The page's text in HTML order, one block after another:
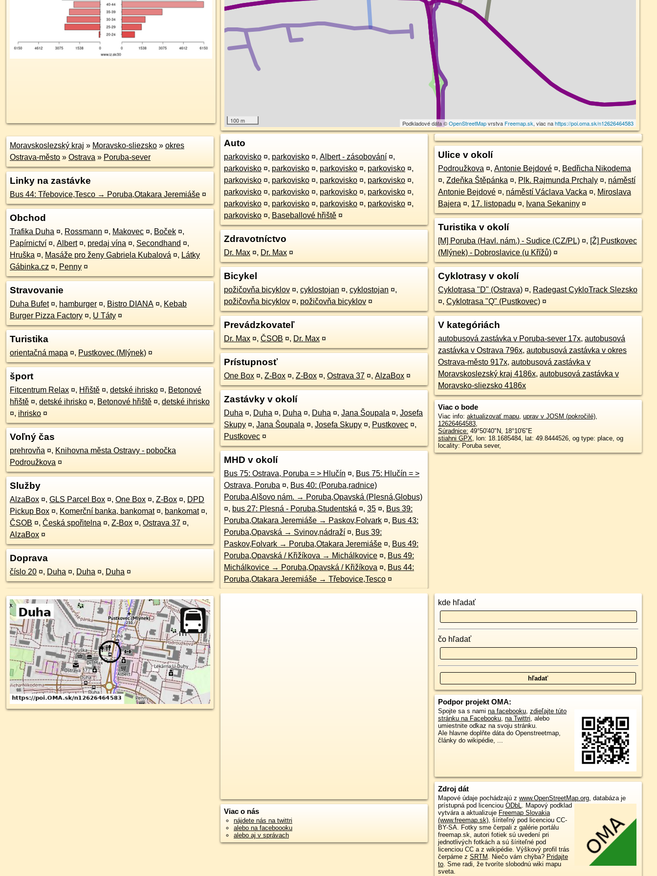
100 m Podkladové dáta ©OpenStreetMapvrstva Freemap.sk, viac nahttps://poi.oma.sk/n12626464583
Moravskoslezský kraj » Moravsko-sliezsko » okres
Ostrava-město » Ostrava » Poruba-sever
Linky na zastávke
Bus 44: Třebovice,Tesco → Poruba,Otakara Jeremiáše ¤
Obchod
Trafika Duha ¤, Rossmann ¤, Makovec ¤, Boček ¤,
Papírnictví ¤, Albert ¤, predaj vína ¤, Secondhand ¤,
Hruška ¤, Masáže pro ženy Gabriela Kubalová ¤, Látky
Gábinka.cz ¤, Penny ¤
Stravovanie
Duha Bufet ¤, hamburger ¤, Bistro DIANA ¤, Kebab
Burger Pizza Factory ¤, U Táty ¤
Turistika
orientačná mapa ¤, Pustkovec (Mlýnek) ¤
šport
Fitcentrum Relax ¤, Hřiště ¤, detské ihrisko ¤, Betonové
hřiště ¤, detské ihrisko ¤, Betonové hřiště ¤, detské ihrisko
¤, ihrisko ¤
Voľný čas
prehrovňa ¤, Knihovna města Ostravy - pobočka
Podroužkova ¤
Služby
AlzaBox ¤, GLS Parcel Box ¤, One Box ¤, Z-Box ¤, DPD
Pickup Box ¤, Komerční banka, bankomat ¤, bankomat ¤,
ČSOB ¤, Česká spořitelna ¤, Z-Box ¤, Ostrava 37 ¤,
AlzaBox ¤
Doprava
číslo 20 ¤, Duha ¤, Duha ¤, Duha ¤
Auto
parkovisko ¤, parkovisko ¤, Albert - zásobování ¤,
parkovisko ¤, parkovisko ¤, parkovisko ¤, parkovisko ¤,
parkovisko ¤, parkovisko ¤, parkovisko ¤, parkovisko ¤,
parkovisko ¤, parkovisko ¤, parkovisko ¤, parkovisko ¤,
parkovisko ¤, parkovisko ¤, parkovisko ¤, parkovisko ¤,
parkovisko ¤, Baseballové hřiště ¤
Zdravotníctvo
Dr. Max ¤, Dr. Max ¤
Bicykel
požičovňa bicyklov ¤, cyklostojan ¤, cyklostojan ¤,
požičovňa bicyklov ¤, požičovňa bicyklov ¤
Prevádzkovateľ
Dr. Max ¤, ČSOB ¤, Dr. Max ¤
Prístupnosť
One Box ¤, Z-Box ¤, Z-Box ¤, Ostrava 37 ¤, AlzaBox ¤
Zastávky v okolí
Duha ¤, Duha ¤, Duha ¤, Duha ¤, Jana Šoupala ¤, Josefa
Skupy ¤, Jana Šoupala ¤, Josefa Skupy ¤, Pustkovec ¤,
Pustkovec ¤
MHD v okolí
Bus 75: Ostrava, Poruba = > Hlučín ¤, Bus 75: Hlučín = >
Ostrava, Poruba ¤, Bus 40: (Poruba,radnice)
Poruba,Alšovo nám. → Poruba,Opavská (Plesná,Globus)
¤, bus 27: Plesná - Poruba,Studentská ¤, 35 ¤, Bus 39:
Poruba,Otakara Jeremiáše → Paskov,Folvark ¤, Bus 43:
Poruba,Opavská → Svinov,nádraží ¤, Bus 39:
Paskov,Folvark → Poruba,Otakara Jeremiáše ¤, Bus 49:
Poruba,Opavská / Křižíkova → Michálkovice ¤, Bus 49:
Michálkovice → Poruba,Opavská / Křižíkova ¤, Bus 44:
Poruba,Otakara Jeremiáše → Třebovice,Tesco ¤
Ulice v okolí
Podroužkova ¤, Antonie Bejdové ¤, Bedřicha Nikodema
¤, Zdeňka Štěpánka ¤, Plk. Rajmunda Prchaly ¤, náměstí
Antonie Bejdové ¤, náměstí Václava Vacka ¤, Miroslava
Bajera ¤, 17. listopadu ¤, Ivana Sekaniny ¤
Turistika v okolí
[M] Poruba (Havl. nám.) - Sudice (CZ/PL) ¤, [Ž] Pustkovec
(Mlýnek) - Dobroslavice (u Křížů) ¤
Cyklotrasy v okolí
Cyklotrasa "D" (Ostrava) ¤, Radegast CykloTrack Slezsko
¤, Cyklotrasa "Q" (Pustkovec) ¤
V kategóriách
autobusová zastávka v Poruba-sever 17x, autobusová
zastávka v Ostrava 796x, autobusová zastávka v okres
Ostrava-město 917x, autobusová zastávka v
Moravskoslezský kraj 4186x, autobusová zastávka v
Moravsko-sliezsko 4186x
Viac o bode
Viac info: aktualizovať mapu, uprav v JOSM (pokročilé),
12626464583,
Súradnice: 49°50'40"N, 18°10'6"E
stiahni GPX, lon: 18.1685484, lat: 49.8444526, og type: place, og
locality: Poruba sever,
Viac o nás
nájdete nás na twittri
alebo na faceboooku
alebo aj v správach
kde hľadať
čo hľadať
Podpor projekt OMA:
Spojte sa s nami na facebooku, zdieľajte túto
stránku na Facebooku, na Twittri, alebo
umiestnite odkaz na svoju stránku.
Ale hlavne doplňte dáta do Openstreetmap,
články do wikipédie, ...
Zdroj dát
Mapové údaje pochádzajú z www.OpenStreetMap.org, databáza je
prístupná pod licenciou ODbL. Mapový podklad
vytvára a aktualizuje Freemap Slovakia
(www.freemap.sk), šíriteľný pod licenciou CC-
BY-SA. Fotky sme čerpali z galérie portálu
freemap.sk, autori fotiek sú uvedení pri
jednotlivých fotkách a sú šíriteľné pod
licenciou CC a z wikipédie. Výškový profil trás
čerpáme z SRTM . Niečo vám chýba? Pridajte
to. Sme radi, že tvoríte slobodnú wiki mapu
sveta.